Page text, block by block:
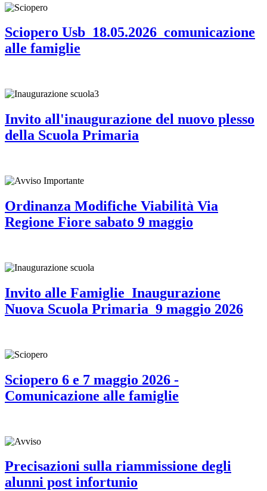
Sciopero Usb_18.05.2026_comunicazione
alle famiglie
Invito all'inaugurazione del nuovo plesso
della Scuola Primaria
Ordinanza Modifiche Viabilità Via
Regione Fiore sabato 9 maggio
Invito alle Famiglie_Inaugurazione
Nuova Scuola Primaria_9 maggio 2026
Sciopero 6 e 7 maggio 2026 -
Comunicazione alle famiglie
Precisazioni sulla riammissione degli
alunni post infortunio